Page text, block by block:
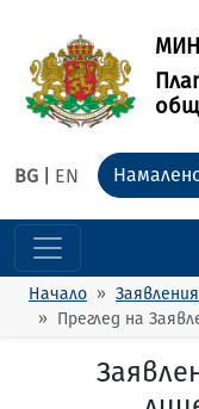
BG EN
Начало
Заявления
Преглед на